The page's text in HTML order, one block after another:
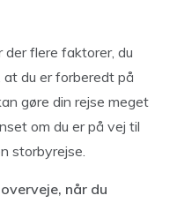
flere faktorer, du
du er forberedt på
gøre din rejse meget
om du er på vej til
storbyrejse.
når du